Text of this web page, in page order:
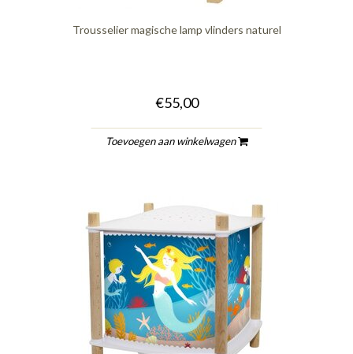
Trousselier magische lamp vlinders naturel
€55,00
Toevoegen aan winkelwagen